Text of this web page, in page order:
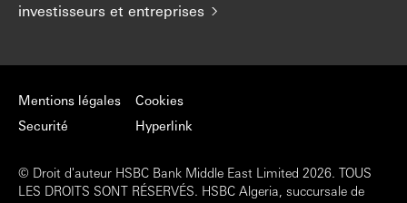
investisseurs et entreprises
Mentions légales
Securité
Cookies
Hyperlink
© Droit d'auteur HSBC Bank Middle East Limited 2026. TOUS
LES DROITS SONT RÉSERVÉS. HSBC Algeria, succursale de